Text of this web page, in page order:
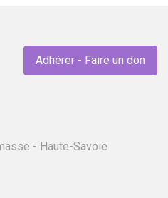
Adhérer - Faire un don
- Haute-Savoie